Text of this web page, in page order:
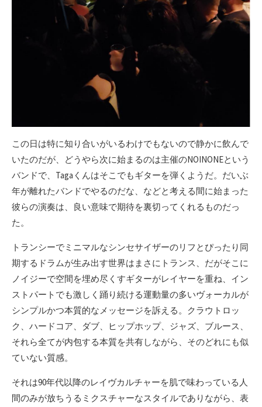
この日は特に知り合いがいるわけでもないので静かに飲んで
いたのだが、どうやら次に始まるのは主催のNOINONEという
バンドで、Tagaくんはそこでもギターを弾くようだ。だいぶ
年が離れたバンドでやるのだな、などと考える間に始まった
彼らの演奏は、良い意味で期待を裏切ってくれるものだっ
た。
トランシーでミニマルなシンセサイザーのリフとぴったり同
期するドラムが生み出す世界はまさにトランス、だがそこに
ノイジーで空間を埋め尽くすギターがレイヤーを重ね、イン
ストパートでも激しく踊り続ける運動量の多いヴォーカルが
シンプルかつ本質的なメッセージを訴える。クラウトロッ
ク、ハードコア、ダブ、ヒップホップ、ジャズ、ブルース、
それら全てが内包する本質を共有しながら、そのどれにも似
ていない質感。
それは90年代以降のレイヴカルチャーを肌で味わっている人
間のみが放ちうるミクスチャーなスタイルでありながら、表